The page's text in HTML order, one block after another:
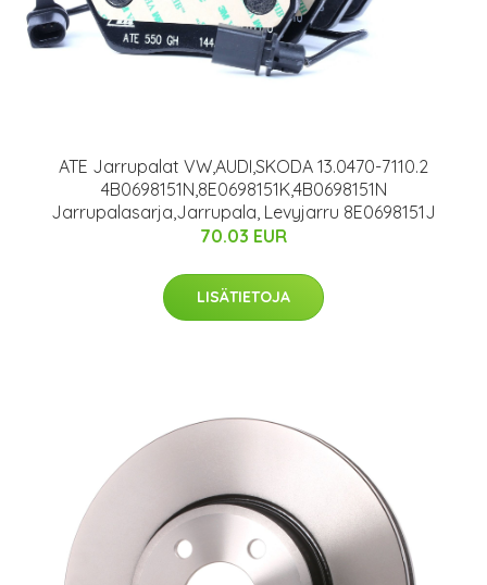
ATE Jarrupalat VW,AUDI,SKODA 13.0470-7110.2
4B0698151N,8E0698151K,4B0698151N
Jarrupalasarja,Jarrupala, Levyjarru 8E0698151J
70.03 EUR
LISÄTIETOJA